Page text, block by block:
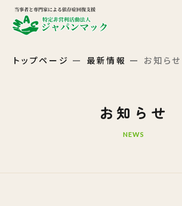
トップページ 最新情報 お知らせ
お知らせ
NEWS